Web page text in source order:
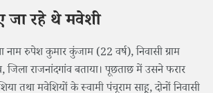
जा रहे थे मवेशी
नाम रुपेश कुमार कुंजाम (22 वर्ष), निवासी ग्राम
जिला राजनांदगांव बताया। पूछताछ में उसने फरार
तथा मवेशियों के स्वामी पंचूराम साहू, दोनों निवासी